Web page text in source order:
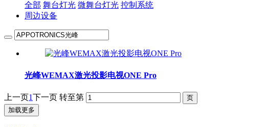
全部 舞台灯光 微舞台灯光 控制系统
周边设备
光峰WEMAX激光投影电视ONE Pro
上一页1下一页 转至第
加载更多